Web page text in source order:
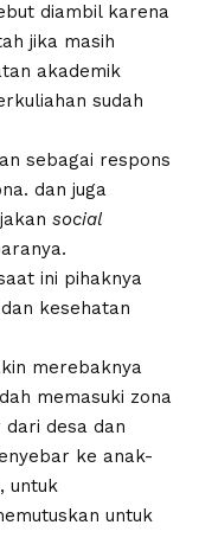
diambil karena
jika masih
akademik
sudah
sebagai respons
. dan juga
social
ini pihaknya
kesehatan
merebaknya
memasuki zona
dari desa dan
ke anak-
untuk
untuk